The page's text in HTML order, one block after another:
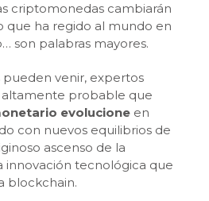
criptomonedas cambiarán
que ha regido al mundo en
son palabras mayores.
venir, expertos
probable que
evolucione en
con nuevos equilibrios de
ascenso de la
innovación tecnológica que
blockchain.